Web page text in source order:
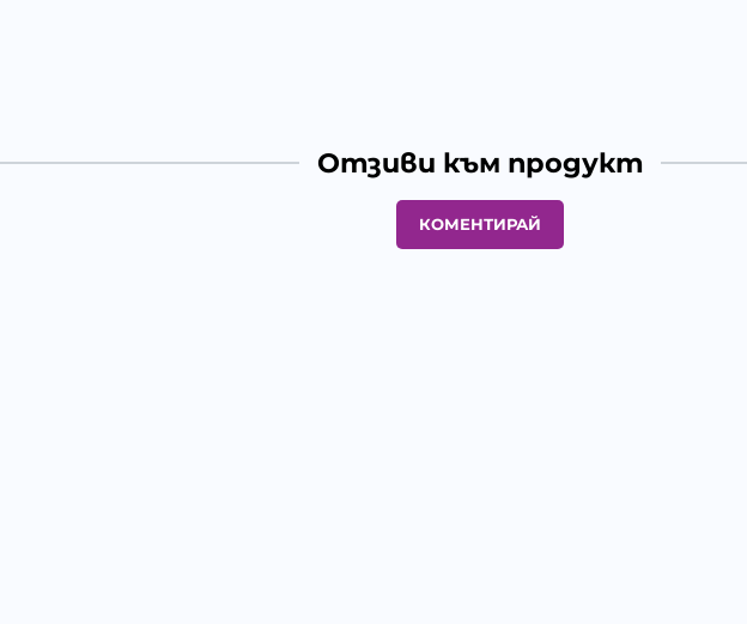
Отзиви към продукт
КОМЕНТИРАЙ